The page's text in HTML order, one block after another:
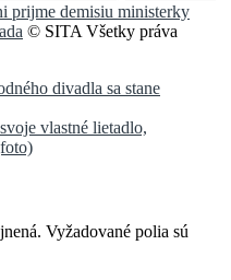
prijme demisiu ministerky
© SITA Všetky práva
divadla sa stane
vlastné lietadlo,
Vyžadované polia sú